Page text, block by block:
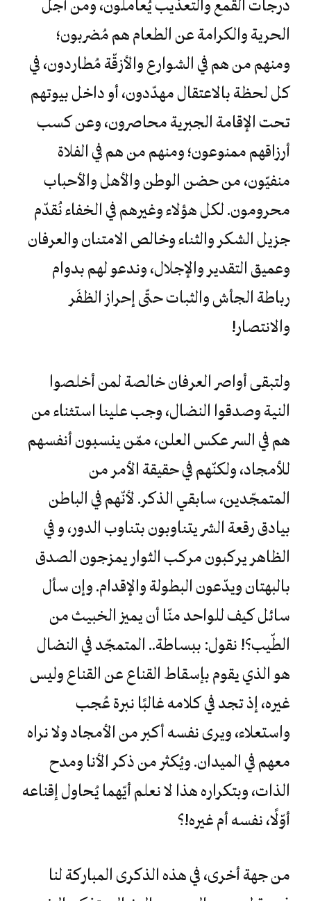
درجات القمع والتعذيب يُعاملون، ومن أجل
الحرية والكرامة عن الطعام هم مُضربون؛
ومنهم من هم في الشوارع والأزقّة مُطاردون، في
كل لحظة بالاعتقال مهدّدون، أو داخل بيوتهم
تحت الإقامة الجبرية محاصرون، وعن كسب
أرزاقهم ممنوعون؛ ومنهم من هم في الفلاة
منفيّون، من حضن الوطن والأهل والأحباب
محرومون. لكل هؤلاء وغيرهم في الخفاء نُقدّم
جزيل الشكر والثناء وخالص الامتنان والعرفان
وعميق التقدير والإجلال، وندعو لهم بدوام
رباطة الجأش والثبات حتّى إحراز الظفَر
والانتصار!
ولتبقى أواصر العرفان خالصة لمن أخلصوا
النية وصدقوا النضال، وجب علينا استثناء من
هم في السر عكس العلن، ممّن ينسبون أنفسهم
للأمجاد، ولكنّهم في حقيقة الأمر من
المتمجّدين، سابقي الذكر. لأنّهم في الباطن
بيادق رقعة الشر يتناوبون بتناوب الدور، و في
الظاهر يركبون مركب الثوار يمزجون الصدق
بالبهتان ويدّعون البطولة والإقدام. وإن سأل
سائل كيف للواحد منّا أن يميز الخبيث من
الطّيب؟! نقول: ببساطة.. المتمجّد في النضال
هو الذي يقوم بإسقاط القناع عن القناع وليس
غيره، إذ تجد في كلامه غالبًا نبرة عُجب
واستعلاء، ويرى نفسه أكبر من الأمجاد ولا نراه
معهم في الميدان. ويُكثر من ذكر الأنا ومدح
الذات، وبتكراره هذا لا نعلم أيّهما يُحاول إقناعه
أوّلًا، نفسه أم غيره!؟
من جهة أخرى، في هذه الذكرى المباركة لنا